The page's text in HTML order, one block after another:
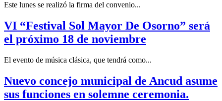
Este lunes se realizó la firma del convenio...
VI “Festival Sol Mayor De Osorno” será
el próximo 18 de noviembre
El evento de música clásica, que tendrá como...
Nuevo concejo municipal de Ancud asume
sus funciones en solemne ceremonia.